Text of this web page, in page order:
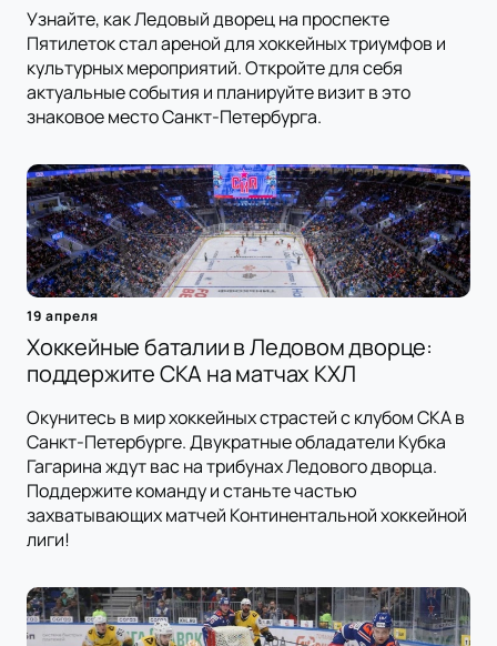
Узнайте, как Ледовый дворец на проспекте
Пятилеток стал ареной для хоккейных триумфов и
культурных мероприятий. Откройте для себя
актуальные события и планируйте визит в это
знаковое место Санкт-Петербурга.
19 апреля
Хоккейные баталии в Ледовом дворце:
поддержите СКА на матчах КХЛ
Окунитесь в мир хоккейных страстей с клубом СКА в
Санкт-Петербурге. Двукратные обладатели Кубка
Гагарина ждут вас на трибунах Ледового дворца.
Поддержите команду и станьте частью
захватывающих матчей Континентальной хоккейной
лиги!